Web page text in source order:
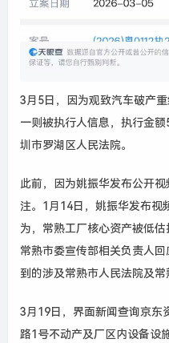
3月5日，因为观致汽车破产
一则被执行人信息，执行金额
圳市罗湖区人民法院。
此前，因为姚振华发布公开
注。 1 月14日，姚振华发布视
为，常熟工厂核心资产被低估
常熟市委宣传部相关负责人
到的涉及常熟市人民法院及常
3月19日，界面新闻查询京东
路1号不动产及厂区内设备设